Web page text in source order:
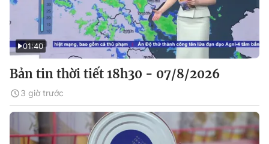
01:40
Bản tin thời tiết 18h30 - 07/8/2026
3 giờ trước